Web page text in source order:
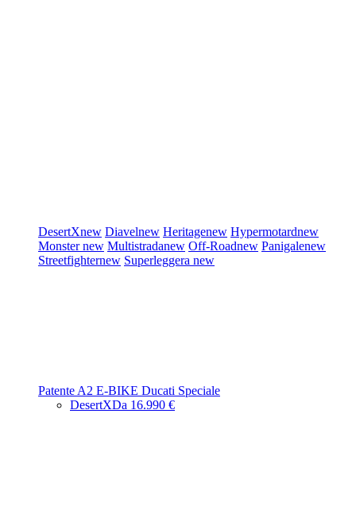
DesertXnew Diavelnew Heritagenew Hypermotardnew
Monsternew Multistradanew Off-Roadnew Panigalenew
Streetfighternew Superleggera new
Patente A2 E-BIKE Ducati Speciale
DesertXDa 16.990 €